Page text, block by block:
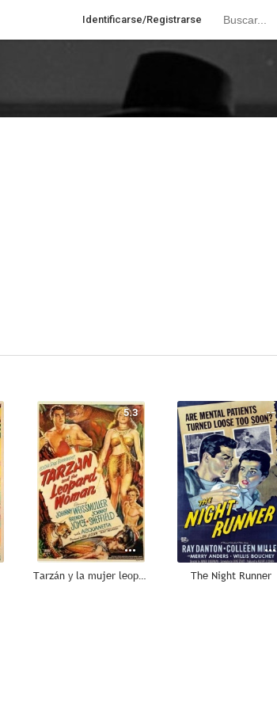
Identificarse/Registrarse
5.3
Tarzán y la mujer leopardo
--
The Night Runner